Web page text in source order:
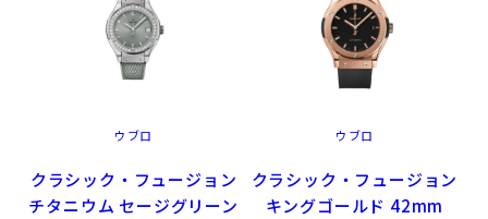
ウブロ
クラシック・フュージョン
チタニウム セージグリーン
ウブロ
クラシック・フュージョン
キングゴールド 42mm